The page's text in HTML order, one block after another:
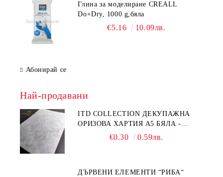
Глина за моделиране CREALL
Do+Dry, 1000 g,бяла
€5.16 10.09лв.
Абонирай се
Най-продавани
ITD COLLECTION ДЕКУПАЖНА
ОРИЗОВА ХАРТИЯ А5 БЯЛА -
€0.30 0.59лв.
ДЪРВЕНИ ЕЛЕМЕНТИ “РИБА“